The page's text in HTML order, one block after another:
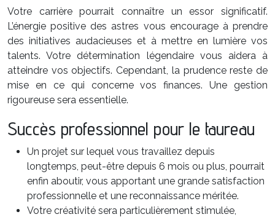
Votre carrière pourrait connaître un essor significatif.
L’énergie positive des astres vous encourage à prendre
des initiatives audacieuses et à mettre en lumière vos
talents. Votre détermination légendaire vous aidera à
atteindre vos objectifs. Cependant, la prudence reste de
mise en ce qui concerne vos finances. Une gestion
rigoureuse sera essentielle.
Succès professionnel pour le taureau
Un projet sur lequel vous travaillez depuis
longtemps, peut-être depuis 6 mois ou plus, pourrait
enfin aboutir, vous apportant une grande satisfaction
professionnelle et une reconnaissance méritée.
Votre créativité sera particulièrement stimulée,